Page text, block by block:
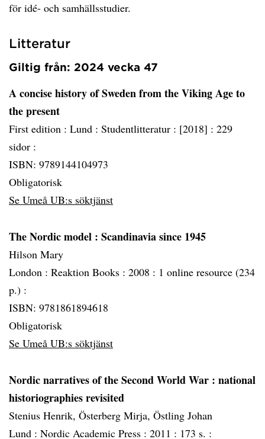
för idé- och samhällsstudier.
Litteratur
Giltig från: 2024 vecka 47
A concise history of Sweden from the Viking Age to
the present
First edition : Lund : Studentlitteratur : [2018] : 229
sidor :
ISBN: 9789144104973
Obligatorisk
Se Umeå UB:s söktjänst
The Nordic model : Scandinavia since 1945
Hilson Mary
London : Reaktion Books : 2008 : 1 online resource (234
p.) :
ISBN: 9781861894618
Obligatorisk
Se Umeå UB:s söktjänst
Nordic narratives of the Second World War : national
historiographies revisited
Stenius Henrik, Österberg Mirja, Östling Johan
Lund : Nordic Academic Press : 2011 : 173 s. :